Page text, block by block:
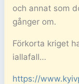
och annat som
gånger om.
Förkorta kriget
iallafall…
https://